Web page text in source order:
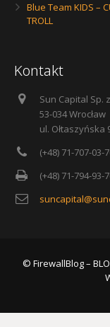
Blue Team KIDS –
TROLL
Kontakt
Sun Capital Sp.
53-034 Wrocław
ul. Ołtaszyńska
(+48) 71-707-03-
(+48) 71-794-93-
© FirewallBlog –